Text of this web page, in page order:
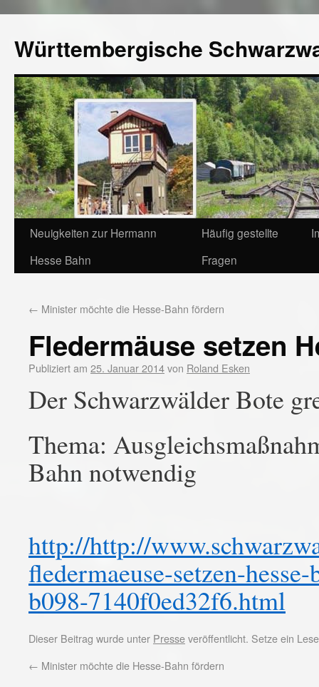
Württembergische
Neuigkeiten zur Hermann
Hesse Bahn
Häufig gestellte
Fragen
← Minister möchte die Hesse-Bahn fördern
Fledermäuse setzen
Publiziert am 25. Januar 2014von Roland Esken
Der Schwarzwälder Bote
Thema:
Bahn notwendig
http://http://
fledermaeuse-setzen-
b098-7140f0ed32f6.html
Dieser Beitrag wurde unter Presseveröffentlicht. Setze ein
← Minister möchte die Hesse-Bahn fördern